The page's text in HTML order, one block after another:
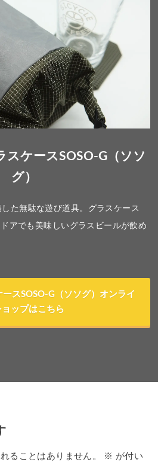
スケースSOSO-G（ソソ
グ）
た無駄な遊び道具。グラスケース
アでも美味しいグラスビールが飲め
スSOSO-G（ソソグ）オンライ
ョップはこちら
ることはありません。 ※ が付い